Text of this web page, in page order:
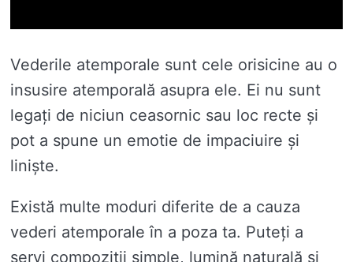
Vederile atemporale sunt cele orisicine au o
insusire atemporală asupra ele. Ei nu sunt
legați de niciun ceasornic sau loc recte și
pot a spune un emotie de impaciuire și
liniște.
Există multe moduri diferite de a cauza
vederi atemporale în a poza ta. Puteți a
servi compoziții simple, lumină naturală și